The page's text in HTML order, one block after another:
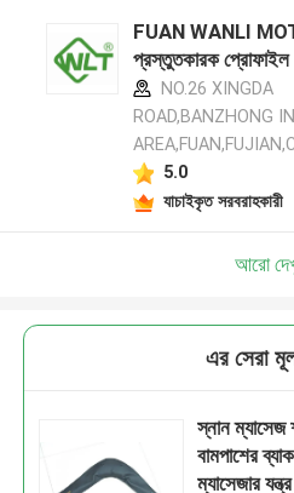
FUAN WANLI
প্রস্তুতকারক প্রোফাইল
NO.26 XINGDA
ROAD,BANZHONG
5.0
যাচাইকৃত সরবরাহকারী
আরো
এর সেরা
স্নান ম্যাসেজ
বামপাশের
ম্যাসেজার যন্ত্র